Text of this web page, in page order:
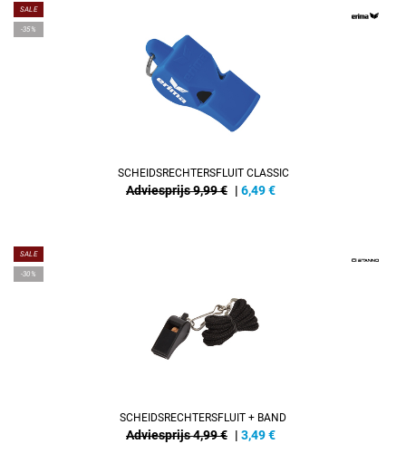
SALE
-35%
SCHEIDSRECHTERSFLUIT CLASSIC
Adviesprijs 9,99 € | 6,49€
SALE
-30%
SCHEIDSRECHTERSFLUIT + BAND
Adviesprijs 4,99 € | 3,49€